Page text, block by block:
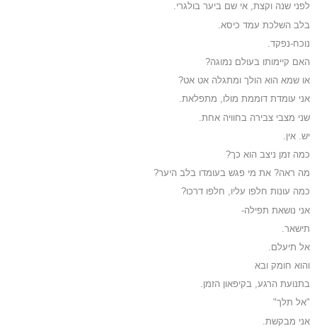
לפני שנה וקצת, אי שם ביער בולגרי.
בלב השלכת עמד כיסא.
נוכח-נפקד.
האם קיימותו בעולם נמוגה?
או שמא הוא הולך ומתגלה אט אט?
אני עומדת דוממת מולו, מתפלאת.
שני מצבי צבירה בחוויה אחת.
יש. אין.
כמה זמן ניצב הוא כך?
מה ראה? את מי פגש בעומדו בלב היער?
כמה עונות חלפו עליו, חלפו דרכו?
אני נושאת תפילה-
תישאר.
אל תיעלם.
והוא חומק ובא
בתנועת הרגע, בקיפאון הזמן.
"אל תלך"
אני מבקשת.